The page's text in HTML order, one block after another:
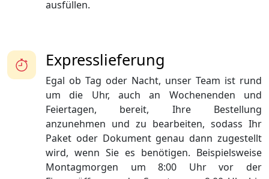
ausfüllen.
Expresslieferung
Egal ob Tag oder Nacht, unser Team ist rund
um die Uhr, auch an Wochenenden und
Feiertagen, bereit, Ihre Bestellung
anzunehmen und zu bearbeiten, sodass Ihr
Paket oder Dokument genau dann zugestellt
wird, wenn Sie es benötigen. Beispielsweise
Montagmorgen um 8:00 Uhr vor der